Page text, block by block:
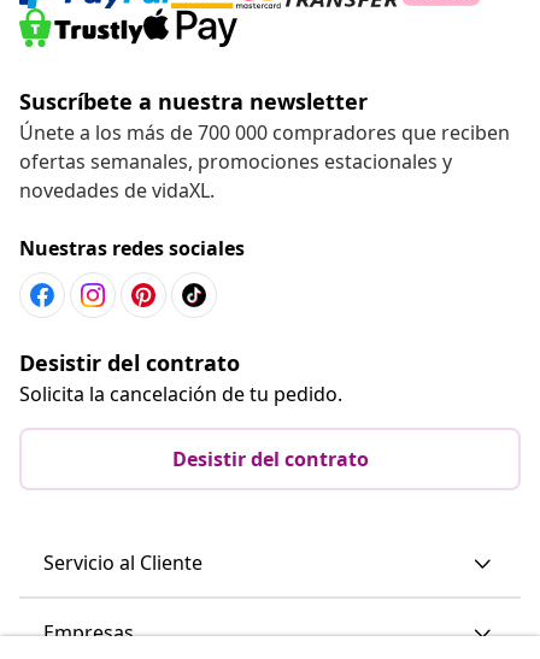
Suscríbete a nuestra newsletter
Únete a los más de 700 000 compradores que reciben
ofertas semanales, promociones estacionales y
novedades de vidaXL.
Nuestras redes sociales
Desistir del contrato
Solicita la cancelación de tu pedido.
Desistir del contrato
Servicio al Cliente
Empresas